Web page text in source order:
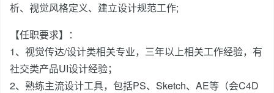
析、视觉风格定义、建立设计规范工作;
【任职要求】：
1、视觉传达/设计类相关专业，三年以上相关工作经验，有
社交类产品UI设计经验；
2、熟练主流设计工具，包括PS、Sketch、AE等（会C4D